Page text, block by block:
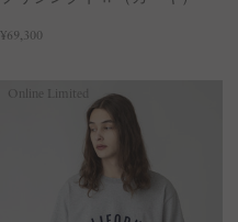
¥69,300
Online Limited